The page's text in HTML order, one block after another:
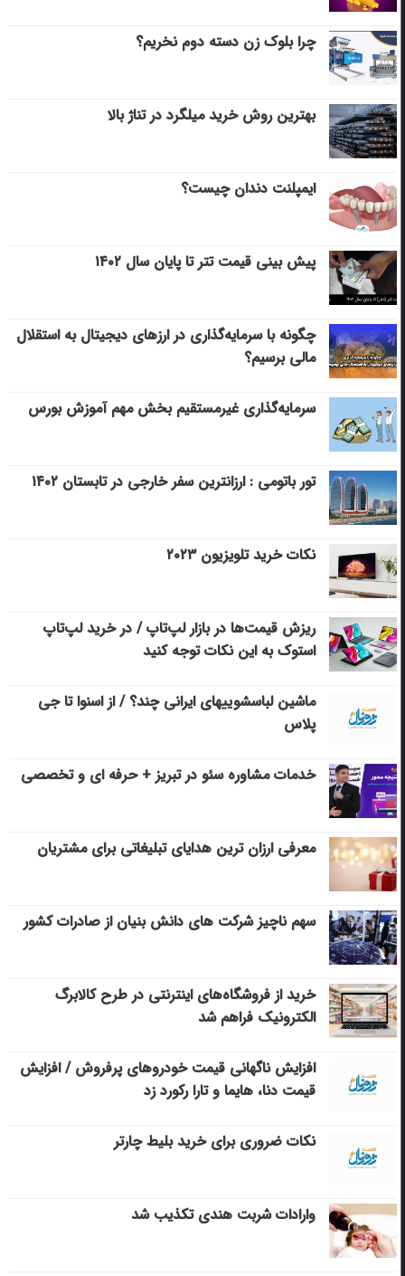
چرا بلوک زن دسته دوم نخریم؟
بهترین روش خرید میلگرد در تناژ بالا
ایمپلنت دندان چیست؟
پیش بینی قیمت تتر تا پایان سال ۱۴۰۲
چگونه با سرمایه‌گذاری در ارزهای دیجیتال به استقلال
مالی برسیم؟
سرمایه‌گذاری غیرمستقیم بخش مهم آموزش بورس
تور باتومی : ارزانترین سفر خارجی در تابستان ۱۴۰۲
نکات خرید تلویزیون ۲۰۲۳
ریزش قیمت‌ها در بازار لپ‌تاپ / در خرید لپ‌تاپ
استوک به این نکات توجه کنید
ماشین لباسشویی‎های ایرانی چند؟ / از اسنوا تا جی
پلاس
خدمات مشاوره سئو در تبریز + حرفه ای و تخصصی
معرفی ارزان ترین هدایای تبلیغاتی برای مشتریان
سهم ناچیز شرکت های دانش بنیان از صادرات کشور
خرید از فروشگاه‌های اینترنتی در طرح کالابرگ
الکترونیک فراهم شد
افزایش ناگهانی قیمت خودروهای پرفروش / افزایش
قیمت دنا، هایما و تارا رکورد زد
نکات ضروری برای خرید بلیط چارتر
وارادات شربت هندی تکذیب شد